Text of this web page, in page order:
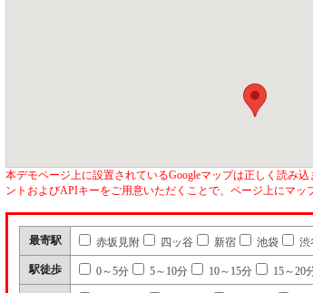
本デモページ上に設置されているGoogleマップは正しく読み
ントおよびAPIキーをご用意いただくことで、ページ上にマッ
最寄駅 赤坂見附 四ッ谷 新宿 池袋 渋
駅徒歩 0～5分 5～10分 10～15分 15～20